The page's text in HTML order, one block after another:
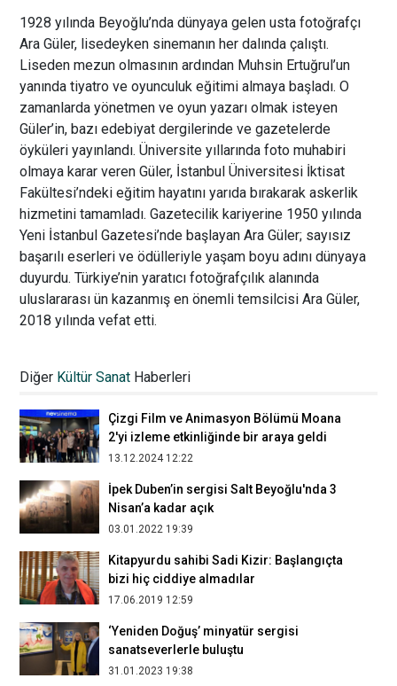
1928 yılında Beyoğlu’nda dünyaya gelen usta fotoğrafçı
Ara Güler, lisedeyken sinemanın her dalında çalıştı.
Liseden mezun olmasının ardından Muhsin Ertuğrul’un
yanında tiyatro ve oyunculuk eğitimi almaya başladı. O
zamanlarda yönetmen ve oyun yazarı olmak isteyen
Güler’in, bazı edebiyat dergilerinde ve gazetelerde
öyküleri yayınlandı. Üniversite yıllarında foto muhabiri
olmaya karar veren Güler, İstanbul Üniversitesi İktisat
Fakültesi’ndeki eğitim hayatını yarıda bırakarak askerlik
hizmetini tamamladı. Gazetecilik kariyerine 1950 yılında
Yeni İstanbul Gazetesi’nde başlayan Ara Güler; sayısız
başarılı eserleri ve ödülleriyle yaşam boyu adını dünyaya
duyurdu. Türkiye’nin yaratıcı fotoğrafçılık alanında
uluslararası ün kazanmış en önemli temsilcisi Ara Güler,
2018 yılında vefat etti.
Diğer Kültür Sanat Haberleri
yazdım
Çizgi Film ve Animasyon Bölümü Moana
2'yi izleme etkinliğinde bir araya geldi
13.12.2024 12:22
İpek Duben’in sergisi Salt Beyoğlu'nda 3
Nisan’a kadar açık
03.01.2022 19:39
Kitapyurdu sahibi Sadi Kizir: Başlangıçta
bizi hiç ciddiye almadılar
17.06.2019 12:59
‘Yeniden Doğuş’ minyatür sergisi
sanatseverlerle buluştu
31.01.2023 19:38